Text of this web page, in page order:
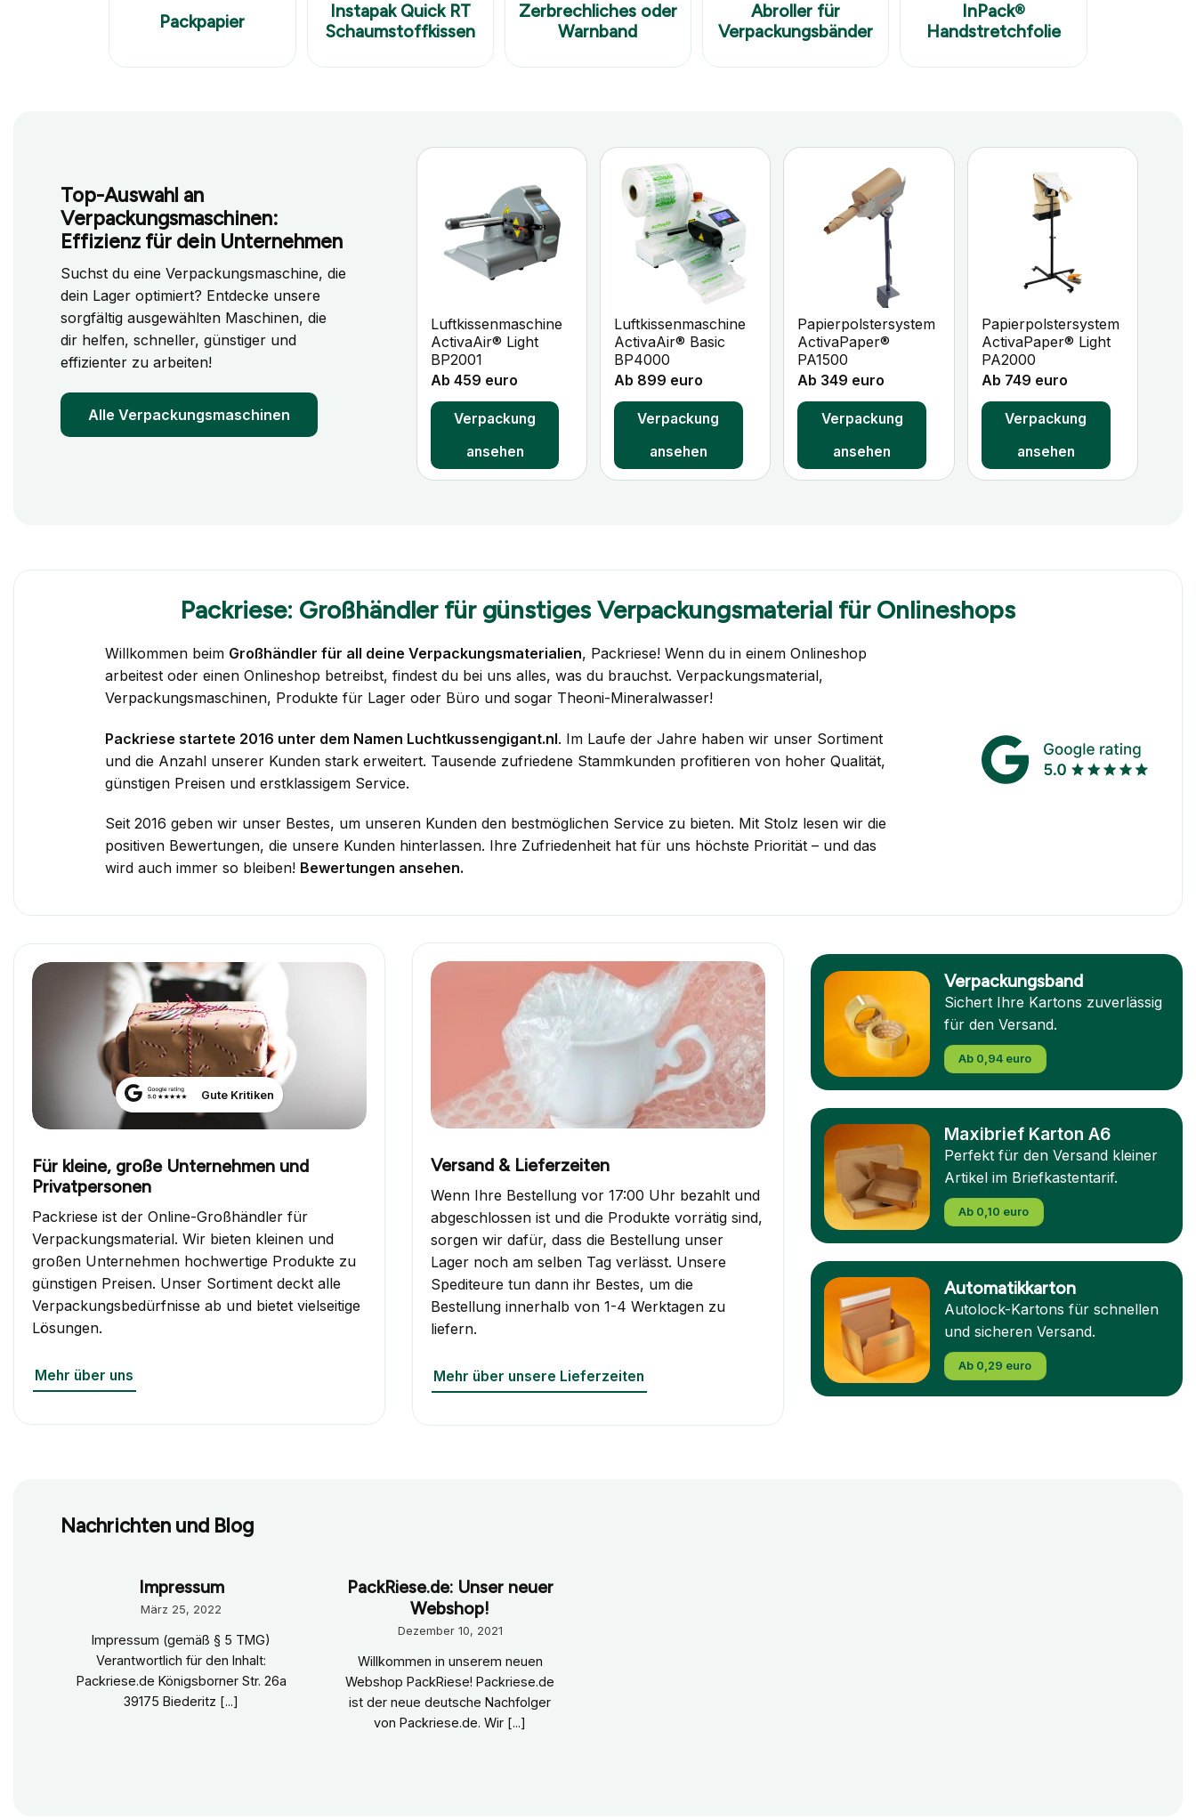
Packpapier
Instapak Quick RT
Schaumstoffkissen
Zerbrechliches oder
Warnband
Abroller für
Verpackungsbänder
InPack®
Handstretchfolie
Top-Auswahl an
Verpackungsmaschinen:
Effizienz für dein Unternehmen
Suchst du eine Verpackungsmaschine, die
dein Lager optimiert? Entdecke unsere
sorgfältig ausgewählten Maschinen, die
dir helfen, schneller, günstiger und
effizienter zu arbeiten!
Alle Verpackungsmaschinen
Luftkissenmaschine
ActivaAir® Light
BP2001
Ab 459 euro
Verpackung
ansehen
Luftkissenmaschine
ActivaAir® Basic
BP4000
Ab 899 euro
Verpackung
ansehen
Papierpolstersystem
ActivaPaper®
PA1500
Ab 349 euro
Verpackung
ansehen
Papierpolstersystem
ActivaPaper® Light
PA2000
Ab 749 euro
Verpackung
ansehen
Packriese: Großhändler für günstiges Verpackungsmaterial für Onlineshops
Willkommen beim Großhändler für all deine Verpackungsmaterialien, Packriese! Wenn du in einem Onlineshop
arbeitest oder einen Onlineshop betreibst, findest du bei uns alles, was du brauchst. Verpackungsmaterial,
Verpackungsmaschinen, Produkte für Lager oder Büro und sogar Theoni-Mineralwasser!
Packriese startete 2016 unter dem Namen Luchtkussengigant.nl. Im Laufe der Jahre haben wir unser Sortiment
und die Anzahl unserer Kunden stark erweitert. Tausende zufriedene Stammkunden profitieren von hoher Qualität,
günstigen Preisen und erstklassigem Service.
Seit 2016 geben wir unser Bestes, um unseren Kunden den bestmöglichen Service zu bieten. Mit Stolz lesen wir die
positiven Bewertungen, die unsere Kunden hinterlassen. Ihre Zufriedenheit hat für uns höchste Priorität – und das
wird auch immer so bleiben! Bewertungen ansehen.
Gute Kritiken
Für kleine, große Unternehmen und
Privatpersonen
Packriese ist der Online-Großhändler für
Verpackungsmaterial. Wir bieten kleinen und
großen Unternehmen hochwertige Produkte zu
günstigen Preisen. Unser Sortiment deckt alle
Verpackungsbedürfnisse ab und bietet vielseitige
Lösungen.
Mehr über uns
Versand & Lieferzeiten
Wenn Ihre Bestellung vor 17:00 Uhr bezahlt und
abgeschlossen ist und die Produkte vorrätig sind,
sorgen wir dafür, dass die Bestellung unser
Lager noch am selben Tag verlässt. Unsere
Spediteure tun dann ihr Bestes, um die
Bestellung innerhalb von 1-4 Werktagen zu
liefern.
Mehr über unsere Lieferzeiten
Verpackungsband
Sichert Ihre Kartons zuverlässig
für den Versand.
Ab 0,94 euro
Maxibrief Karton A6
Perfekt für den Versand kleiner
Artikel im Briefkastentarif.
Ab 0,10 euro
Automatikkarton
Autolock-Kartons für schnellen
und sicheren Versand.
Ab 0,29 euro
Nachrichten und Blog
Impressum
März 25, 2022
Impressum (gemäß § 5 TMG)
Verantwortlich für den Inhalt:
Packriese.de Königsborner Str. 26a
39175 Biederitz [...]
PackRiese.de: Unser neuer
Webshop!
Dezember 10, 2021
Willkommen in unserem neuen
Webshop PackRiese! Packriese.de
ist der neue deutsche Nachfolger
von Packriese.de. Wir [...]